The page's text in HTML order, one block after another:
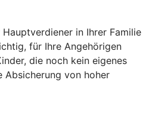
in Ihrer Familie
für Ihre Angehörigen
die noch kein eigenes
Absicherung von hoher